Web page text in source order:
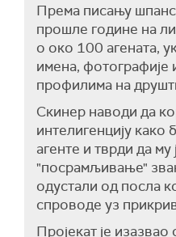
Према писању
прошле године на
о око 100 агената,
имена, фотографије
профилима на
Скинер наводи да
интелигенцију
агенте и тврди да му
"посрамљивање"
одустали од посла
спроводе уз
Пројекат је